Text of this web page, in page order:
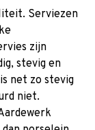
Serviezen
zijn
stevig en
net zo stevig
niet.